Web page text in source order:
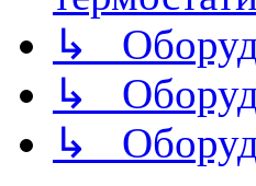
↳
↳
↳